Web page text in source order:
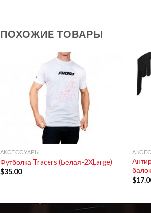
ПОХОЖИЕ ТОВАРЫ
АКСЕССУАРЫ
Футболка Tracers (Белая-2XLarge)
$35.00
$